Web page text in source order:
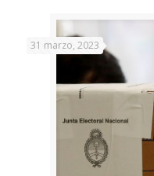
31 marzo, 2023